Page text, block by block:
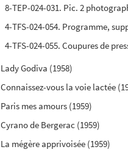
8-TEP-024-031. Pic. 2
4-TFS-024-054. Programme,
4-TFS-024-055. Coupures de
Lady Godiva (1958)
Connaissez-vous la voie lactée
Paris mes amours (1959)
Cyrano de Bergerac (1959)
La mégère apprivoisée (1959)